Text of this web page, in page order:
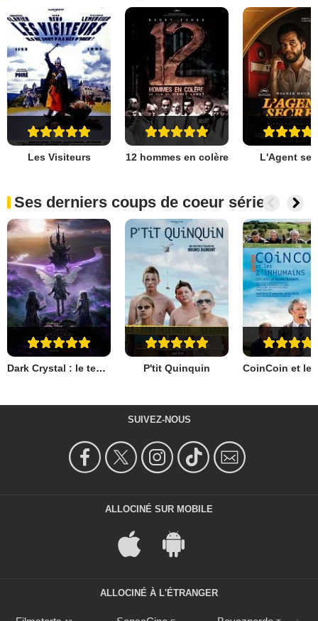
Les Visiteurs 12 hommes en colère L'Agent
Ses derniers coups de coeur séries
Dark Crystal : le temps de la résistance P'tit Quinquin
SUIVEZ-NOUS
ALLOCINÉ SUR MOBILE
ALLOCINÉ À L'ÉTRANGER